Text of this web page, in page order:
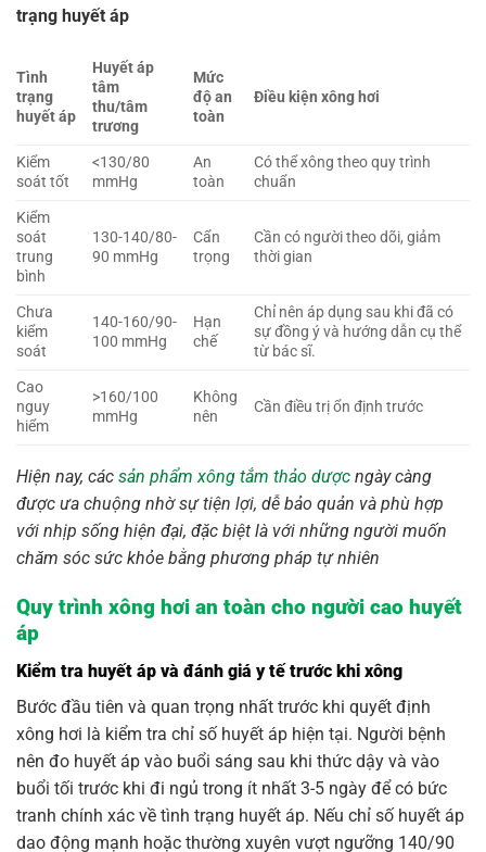
trạng huyết áp
Tình
trạng
huyết áp
Huyết áp
tâm
thu/tâm
trương
Mức
độ an
toàn
Điều kiện xông hơi
Kiểm
soát tốt
<130/80
mmHg
An
toàn
Có thể xông theo quy trình
chuẩn
Kiểm
soát
trung
bình
130-140/80-
90 mmHg
Cẩn
trọng
Cần có người theo dõi, giảm
thời gian
Chưa
kiểm
soát
140-160/90-
100 mmHg
Hạn
chế
Chỉ nên áp dụng sau khi đã có
sự đồng ý và hướng dẫn cụ thể
từ bác sĩ.
Cao
nguy
hiểm
>160/100
mmHg
Không
nên
Cần điều trị ổn định trước
Hiện nay, các sản phẩm xông tắm thảo dược ngày càng
được ưa chuộng nhờ sự tiện lợi, dễ bảo quản và phù hợp
với nhịp sống hiện đại, đặc biệt là với những người muốn
chăm sóc sức khỏe bằng phương pháp tự nhiên
Quy trình xông hơi an toàn cho người cao huyết
áp
Kiểm tra huyết áp và đánh giá y tế trước khi xông
Bước đầu tiên và quan trọng nhất trước khi quyết định
xông hơi là kiểm tra chỉ số huyết áp hiện tại. Người bệnh
nên đo huyết áp vào buổi sáng sau khi thức dậy và vào
buổi tối trước khi đi ngủ trong ít nhất 3-5 ngày để có bức
tranh chính xác về tình trạng huyết áp. Nếu chỉ số huyết áp
dao động mạnh hoặc thường xuyên vượt ngưỡng 140/90